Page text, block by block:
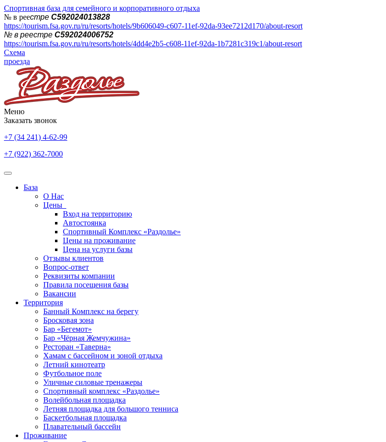
Спортивная база для семейного и корпоративного отдыха
№ в реестре С592024013828
https://tourism.fsa.gov.ru/ru/resorts/hotels/9b606049-c607-11ef-92da-93ee7212d170/about-resort
№ в реестре С592024006752
https://tourism.fsa.gov.ru/ru/resorts/hotels/4dd4e2b5-c608-11ef-92da-1b7281c319c1/about-resort
Схема
проезда
Меню
Заказать звонок
+7 (34 241) 4-62-99
+7 (922) 362-7000
База
О Нас
Цены
Вход на территорию
Автостоянка
Спортивный Комплекс «Раздолье»
Цены на проживание
Цена на услуги базы
Отзывы клиентов
Вопрос-ответ
Реквизиты компании
Правила посещения базы
Вакансии
Территория
Банный Комплекс на берегу
Бросковая зона
Бар «Бегемот»
Бар «Чёрная Жемчужина»
Ресторан «Таверна»
Хамам с бассейном и зоной отдыха
Летний кинотеатр
Футбольное поле
Уличные силовые тренажеры
Спортивный комплекс «Раздолье»
Волейбольная площадка
Летняя площадка для большого тенниса
Баскетбольная площадка
Плавательный бассейн
Проживание